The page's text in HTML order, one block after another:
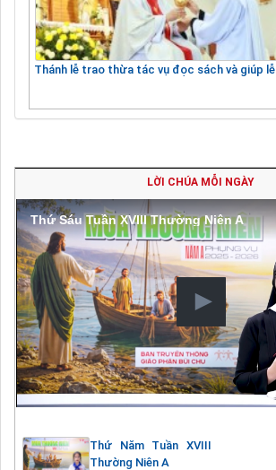
Thánh lễ trao thừa tác vụ đọc sách và giúp lễ
LỜI CHÚA MỖI NGÀY
Thứ Sáu Tuần XVIII Thường Niên A
Thứ Năm Tuần XVIII
Thường Niên A